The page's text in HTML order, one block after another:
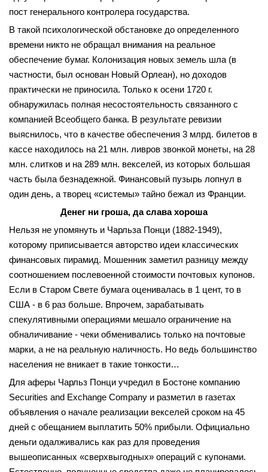
пост генерального контролера государства.
В такой психологической обстановке до определенного
времени никто не обращал внимания на реальное
обеспечение бумаг. Колонизация новых земель шла (в
частности, был основан Новый Орлеан), но доходов
практически не приносила. Только к осени 1720 г.
обнаружилась полная несостоятельность связанного с
компанией Всеобщего банка. В результате ревизии
выяснилось, что в качестве обеспечения 3 млрд. билетов в
кассе находилось на 21 млн. ливров звонкой монеты, на 28
млн. слитков и на 289 млн. векселей, из которых большая
часть была безнадежной. Финансовый пузырь лопнул в
один день, а творец «системы» тайно бежал из Франции.
Денег ни гроша, да слава хороша
Нельзя не упомянуть и Чарльза Понци (1882-1949),
которому приписывается авторство идеи классических
финансовых пирамид. Мошенник заметил разницу между
соотношением послевоенной стоимости почтовых купонов.
Если в Старом Свете бумага оценивалась в 1 цент, то в
США - в 6 раз больше. Впрочем, зарабатывать
спекулятивными операциями мешало ограничение на
обналичивание - чеки обменивались только на почтовые
марки, а не на реальную наличность. Но ведь большинство
населения не вникает в такие тонкости…
Для аферы Чарльз Понци учредил в Бостоне компанию
Securities and Exchange Company и разметил в газетах
объявления о начале реализации векселей сроком на 45
дней с обещанием выплатить 50% прибыли. Официально
деньги одалживались как раз для проведения
вышеописанных «сверхвыгодных» операций с купонами.